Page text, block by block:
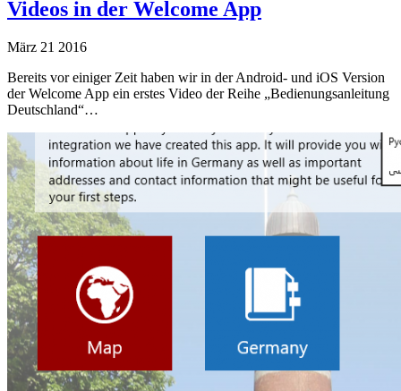
Videos in der Welcome App
März 21 2016
Bereits vor einiger Zeit haben wir in der Android- und iOS Version
der Welcome App ein erstes Video der Reihe „Bedienungsanleitung
Deutschland“…